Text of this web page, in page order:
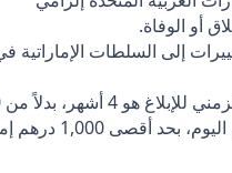
أو الوفاة.
بدلاً من 30 يومًا.